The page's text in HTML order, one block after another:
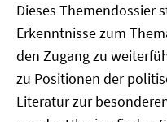
Dieses Themendossier
Erkenntnisse zum
den Zugang zu
zu Positionen der
Literatur zur